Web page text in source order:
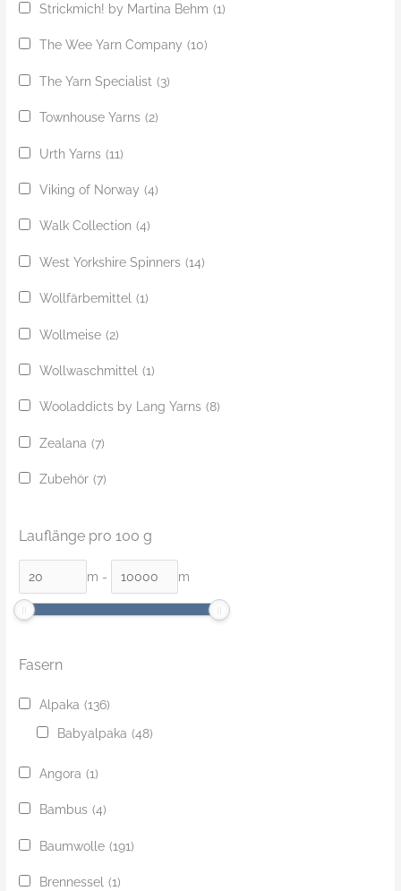
Strickmich! by Martina Behm (1)
The Wee Yarn Company (10)
The Yarn Specialist (3)
Townhouse Yarns (2)
Urth Yarns (11)
Viking of Norway (4)
Walk Collection (4)
West Yorkshire Spinners (14)
Wollfärbemittel (1)
Wollmeise (2)
Wollwaschmittel (1)
Wooladdicts by Lang Yarns (8)
Zealana (7)
Zubehör (7)
Lauflänge pro 100 g
m - m
Fasern
Alpaka (136)
Babyalpaka (48)
Angora (1)
Bambus (4)
Baumwolle (191)
Brennessel (1)